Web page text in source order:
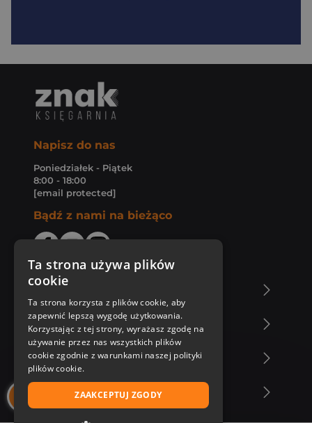
Napisz do nas
Poniedziałek - Piątek
8:00 - 18:00
[email protected]
Bądź z nami na bieżąco
Zakupy u nas
Nasza oferta
Nasi autorzy
Ta strona używa plików
cookie
Ta strona korzysta z plików cookie, aby
zapewnić lepszą wygodę użytkowania.
Korzystając z tej strony, wyrażasz zgodę na
używanie przez nas wszystkich plików
cookie zgodnie z warunkami naszej polityki
plików cookie.
ZAAKCEPTUJ ZGODY